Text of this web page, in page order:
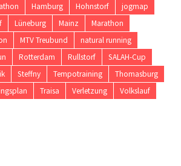
Hamburg Hohnstorf
jogmap
Lüneburg Mainz
Marathon
MTV Treubund
natural running
Rotterdam Rullstorf
SALAH-Cup
Steffny Tempotraining
Thomasburg
Traisa Verletzung
Volkslauf